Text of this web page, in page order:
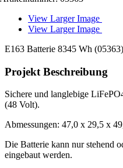
View Larger Image
View Larger Image
E163 Batterie 8345 Wh (05363)
Projekt Beschreibung
Sichere und langlebige
(48 Volt).
Abmessungen: 47,0 x 29,5 x
Die Batterie kann nur stehend
eingebaut werden.